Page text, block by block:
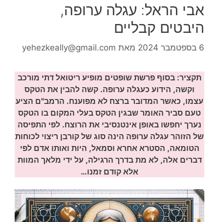
אבי הראל: עגלה ערופה,
היבטים קבליים
6 בספטמבר 2024 מאת yehezkeally@gmail.com
תקציר: בסוף פרשת שופטים מופיע ריטואל דתי מורכב
וקשה, הידוע כעגלה ערופה. קשה להבין את הטקס
עצמו, כאשר המדובר ברצח לא מפוענח. הרמב"ם הציע
טעם סביר האומר שבגין הטקס בעלי המקום בו הטקס
נערך יחפשו באופן אינטנסיבי את הרוצח. לפי התפיסה
של הזוהר עגלה ערופה הינה סוג של קורבן ריצוי לכוחות
הטומאה, הסטרא אחרא וסמאל, היות ואותו אדם לפי
דברים אלה, לא מת בדרך הרגילה, על ידי מלאך המוות
אלא קודם זמנו…